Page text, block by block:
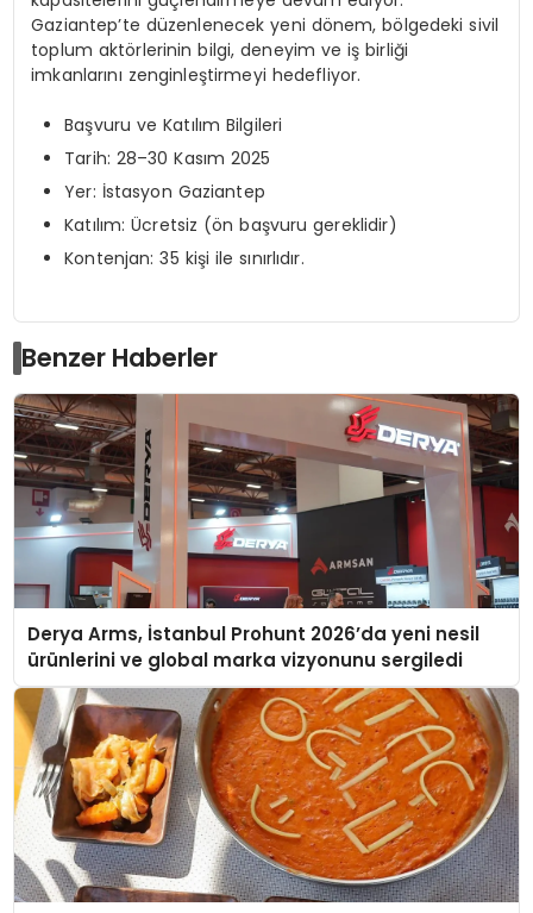
Gaziantep’te düzenlenecek yeni dönem, bölgedeki sivil
toplum aktörlerinin bilgi, deneyim ve iş birliği
imkanlarını zenginleştirmeyi hedefliyor.
Başvuru ve Katılım Bilgileri
Tarih: 28–30 Kasım 2025
Yer: İstasyon Gaziantep
Katılım: Ücretsiz (ön başvuru gereklidir)
Kontenjan: 35 kişi ile sınırlıdır.
Benzer Haberler
Derya Arms, İstanbul Prohunt 2026’da yeni nesil
ürünlerini ve global marka vizyonunu sergiledi